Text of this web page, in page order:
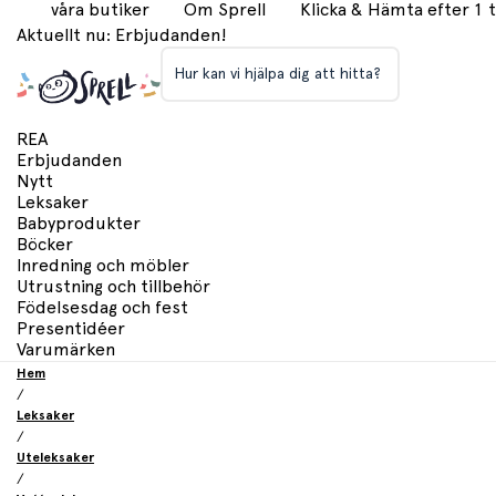
våra butiker Om Sprell
Klicka & Hämta efter 1
Aktuellt nu: Erbjudanden!
Hur kan vi hjälpa dig att hitta?
REA
Erbjudanden
Nytt
Leksaker
Babyprodukter
Böcker
Inredning och möbler
Utrustning och tillbehör
Födelsesdag och fest
Presentidéer
Varumärken
Hem
/
Leksaker
/
Uteleksaker
/